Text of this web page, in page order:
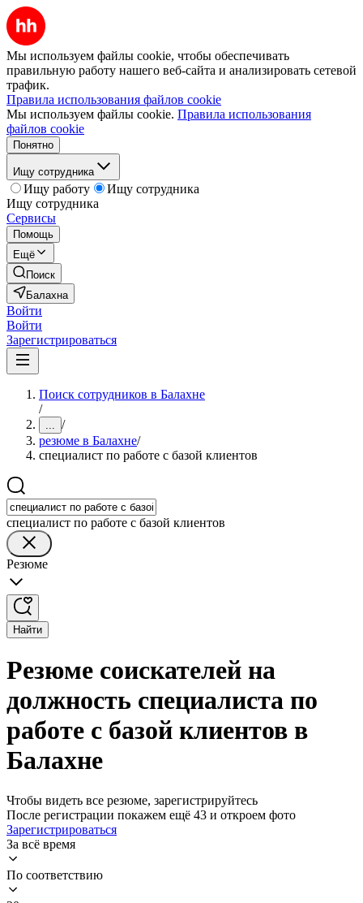
Мы используем файлы cookie, чтобы обеспечивать
правильную работу нашего веб-сайта и анализировать сетевой
трафик.
Правила использования файлов cookie
Мы используем файлы cookie. Правила использования
файлов cookie
Понятно
Ищу сотрудника
Ищу работу
Ищу сотрудника
Ищу сотрудника
Сервисы
Помощь
Ещё
Поиск
Балахна
Войти
Войти
Зарегистрироваться
Поиск сотрудников в Балахне
/
... /
резюме в Балахне/
специалист по работе с базой клиентов
специалист по работе с базой клиентов
Резюме
Найти
Резюме соискателей на
должность специалиста по
работе с базой клиентов в
Балахне
Чтобы видеть все резюме, зарегистрируйтесь
После регистрации покажем ещё 43 и откроем фото
Зарегистрироваться
За всё время
По соответствию